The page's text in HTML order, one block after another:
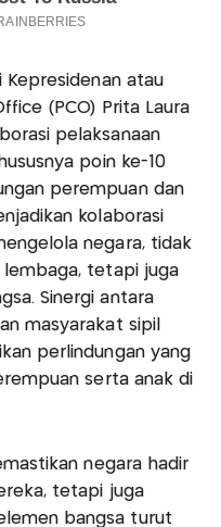
Kepresidenan atau
(PCO) Prita Laura
pelaksanaan
poin ke-10
perempuan dan
kolaborasi
negara, tidak
lembaga, tetapi juga
Sinergi antara
masyarakat sipil
perlindungan yang
serta anak di
negara hadir
tetapi juga
bangsa turut